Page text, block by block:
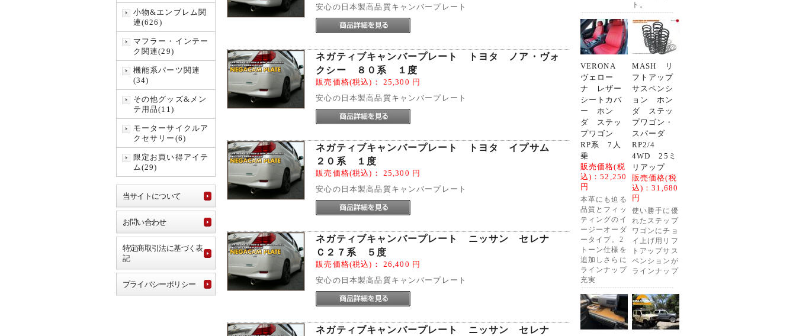
小物&エンブレム関
連(626)
マフラー・インテー
ク関連(29)
機能系パーツ関連
(34)
その他グッズ&メン
テ用品(11)
モーターサイクルア
クセサリー(6)
限定お買い得アイテ
ム(29)
当サイトについて
お問い合わせ
特定商取引法に基づく表
記
プライバシーポリシー
安心の日本製高品質キャンバープレート
ネガティブキャンバープレート トヨタ ノア・ヴォ
クシー ８０系 １度
販売価格(税込)： 25,300 円
安心の日本製高品質キャンバープレート
ネガティブキャンバープレート トヨタ イプサム
２０系 １度
販売価格(税込)： 25,300 円
安心の日本製高品質キャンバープレート
ネガティブキャンバープレート ニッサン セレナ
Ｃ２７系 ５度
販売価格(税込)： 26,400 円
安心の日本製高品質キャンバープレート
ネガティブキャンバープレート ニッサン セレナ
ト。
VERONA
ヴェロー
ナ レザー
シートカバ
ー ホン
ダ ステッ
プワゴン
RP系 7人
乗
販売価格(税
込)：52,250
円
本革にも迫る
品質とフィッ
ティングのイ
ージーオーダ
ータイプ。2
トーン仕様を
追加しさらに
ラインナップ
充実
MASH リ
フトアップ
サスペンシ
ョン ホン
ダ ステッ
プワゴン・
スパーダ
RP2/4
4WD 25ミ
リアップ
販売価格(税
込)：31,680
円
使い勝手に優
れたステップ
ワゴンにチョ
イ上げ用リフ
トアップサス
ペンションが
ラインナップ